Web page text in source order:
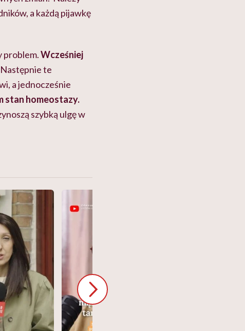
a każdą pijawkę
problem.Wcześniej
Następnie te
a jednocześnie
stan homeostazy.
szybką ulgę w